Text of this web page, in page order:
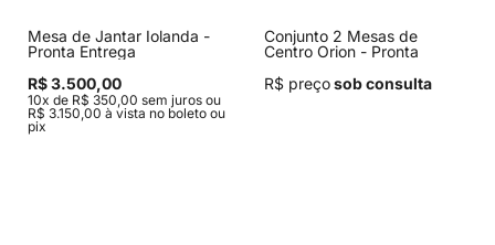
Mesa de Jantar Iolanda -
Pronta Entrega
R$ 3.500,00
10x de R$ 350,00 sem juros ou
R$ 3.150,00 à vista no boleto ou
pix
Conjunto 2 Mesas de
Centro Orion - Pronta
R$ preçosob consulta